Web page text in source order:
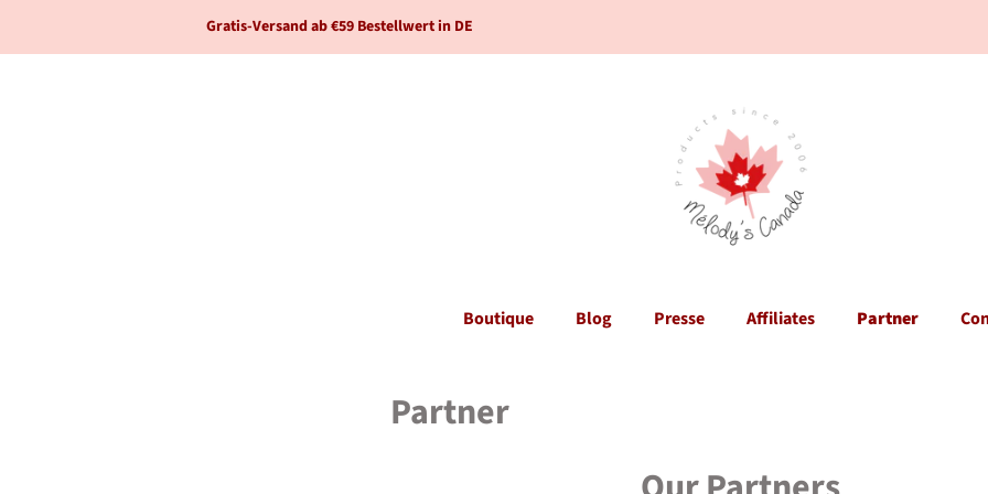
Gratis-Versand ab €59 Bestellwert in DE
Boutique Blog Presse Affiliates Partner
Partner